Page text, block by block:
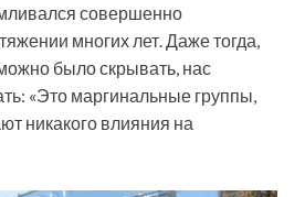
совершенно
многих лет. Даже тогда,
было скрывать, нас
«Это маргинальные группы,
никакого влияния на